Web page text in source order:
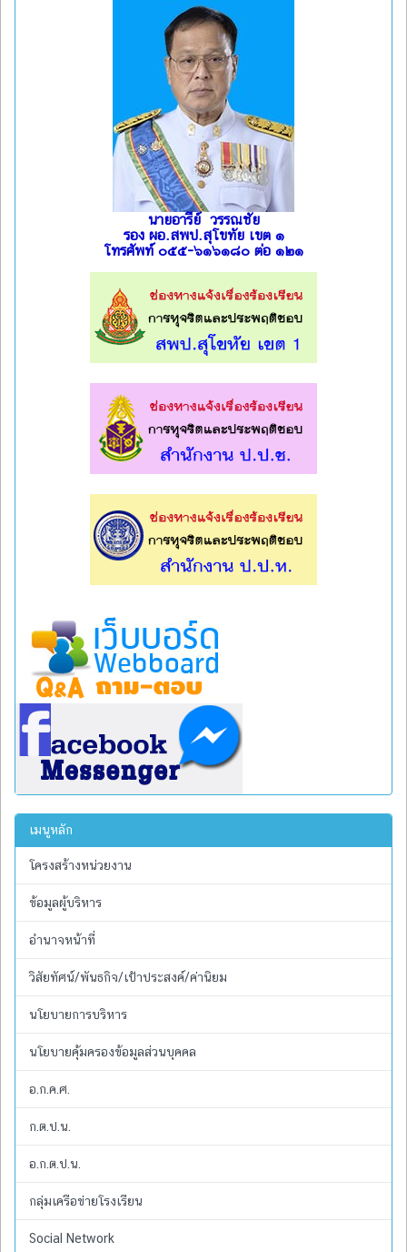
นายอารีย์ วรรณชัย
รอง ผอ.สพป.สุโขทัย เขต ๑
โทรศัพท์ ๐๕๕-๖๑๖๑๘๐ ต่อ ๑๒๑
เมนูหลัก
โครงสร้างหน่วยงาน
ข้อมูลผู้บริหาร
อำนาจหน้าที่
วิสัยทัศน์/พันธกิจ/เป้าประสงค์/ค่านิยม
นโยบายการบริหาร
นโยบายคุ้มครองข้อมูลส่วนบุคคล
อ.ก.ค.ศ.
ก.ต.ป.น.
อ.ก.ต.ป.น.
กลุ่มเครือข่ายโรงเรียน
Social Network